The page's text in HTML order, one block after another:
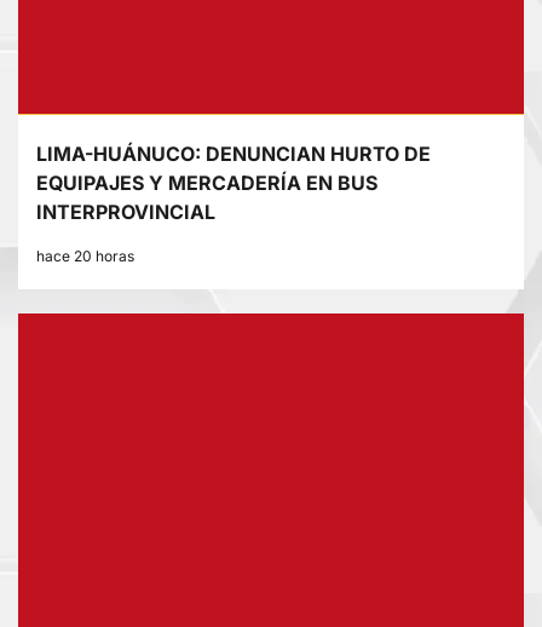
LIMA-HUÁNUCO: DENUNCIAN HURTO DE
EQUIPAJES Y MERCADERÍA EN BUS
INTERPROVINCIAL
hace 20 horas